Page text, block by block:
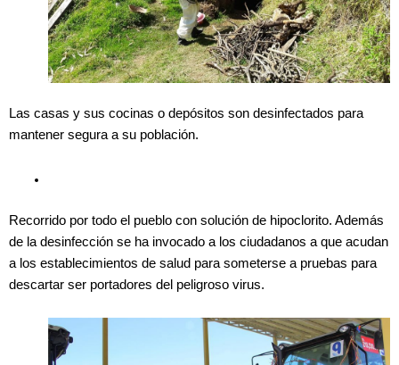
Las casas y sus cocinas o depósitos son desinfectados para
mantener segura a su población.
Recorrido por todo el pueblo con solución de hipoclorito. Además
de la desinfección se ha invocado a los ciudadanos a que acudan
a los establecimientos de salud para someterse a pruebas para
descartar ser portadores del peligroso virus.